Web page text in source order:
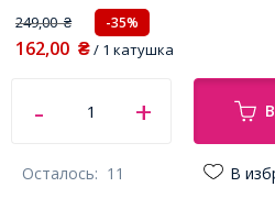
249,00₴ -35%
162,00 ₴/ 1 катушка
Осталось: 11 В